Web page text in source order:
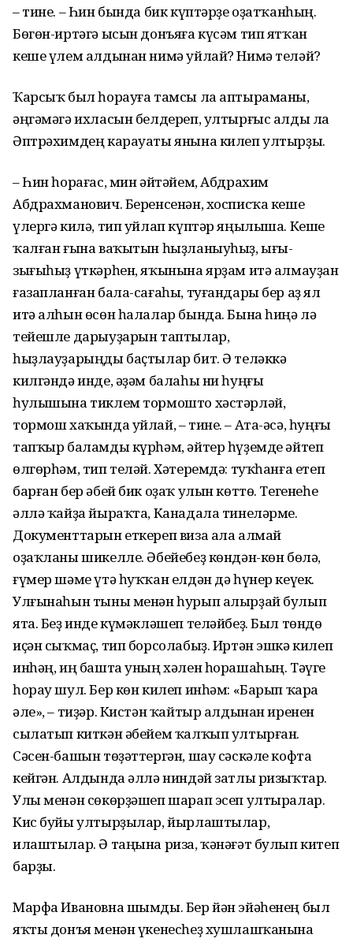
– тине. – Һин бында бик күптәрҙе оҙатҡанһың.
Бөгөн-иртәгә ысын донъяға күсәм тип ятҡан
кеше үлем алдынан нимә уйлай? Нимә теләй?
Ҡарсыҡ был һорауға тамсы ла аптыраманы,
әңгәмәгә ихласын белдереп, ултырғыс алды ла
Әптрәхимдең карауаты янына килеп ултырҙы.
– Һин һорағас, мин әйтәйем, Абдрахим
Абдрахманович. Беренсенән, хосписҡа кеше
үлергә килә, тип уйлап күптәр яңылыша. Кеше
ҡалған ғына ваҡытын һыҙланыуһыҙ, ығы-
зығыһыҙ үткәрһен, яҡынына ярҙам итә алмауҙан
ғазапланған бала-сағаһы, туғандары бер аҙ ял
итә алһын өсөн һалалар бында. Бына һиңә лә
тейешле дарыуҙарын таптылар,
һыҙлауҙарыңды баҫтылар бит. Ә теләккә
килгәндә инде, әҙәм балаһы ни һуңғы
һулышына тиклем тормошто хәстәрләй,
тормош хаҡында уйлай, – тине. – Ата-әсә, һуңғы
тапҡыр баламды күрһәм, әйтер һүҙемде әйтеп
өлгөрһәм, тип теләй. Хәтеремдә: туҡһанға етеп
барған бер әбей бик оҙаҡ улын көттө. Тегенеһе
әллә ҡайҙа йыраҡта, Канадала тинеләрме.
Документтарын еткереп виза ала алмай
оҙаҡланы шикелле. Әбейебеҙ көндән-көн бөлә,
ғүмер шәме үтә һуҡҡан елдән дә һүнер кеүек.
Улғынаһын тыны менән һурып алырҙай булып
ята. Беҙ инде күмәкләшеп теләйбеҙ. Был төндө
иҫән сыҡмаҫ, тип борсолабыҙ. Иртән эшкә килеп
инһәң, иң башта уның хәлен һорашаһың. Тәүге
һорау шул. Бер көн килеп инһәм: «Барып ҡара
әле», – тиҙәр. Кистән ҡайтыр алдынан иренен
сылатып киткән әбейем ҡалҡып ултырған.
Сәсен-башын төҙәттергән, шау сәскәле кофта
кейгән. Алдында әллә ниндәй затлы ризыҡтар.
Улы менән сөкөрҙәшеп шарап эсеп ултыралар.
Кис буйы ултырҙылар, йырлаштылар,
илаштылар. Ә таңына риза, ҡәнәғәт булып китеп
барҙы.
Марфа Ивановна шымды. Бер йән эйәһенең был
яҡты донъя менән үкенесһеҙ хушлашҡанына